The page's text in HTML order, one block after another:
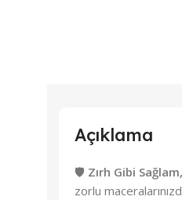
Açıklama
🛡️ Zırh Gibi
zorlu